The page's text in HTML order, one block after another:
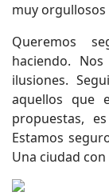
muy
Queremos
haciendo.
ilusiones.
aquellos que
propuestas,
Estamos
Una ciudad